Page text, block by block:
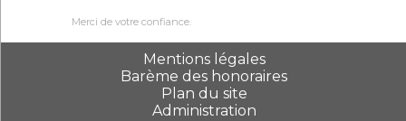
Merci de votre confiance.
Mentions légales
Barème des honoraires
Plan du site
Administration